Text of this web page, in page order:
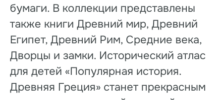
бумаги. В коллекции представлены
также книги Древний мир, Древний
Египет, Древний Рим, Средние века,
Дворцы и замки. Исторический атлас
для детей «Популярная история.
Древняя Греция» станет прекрасным